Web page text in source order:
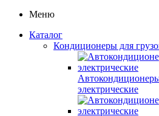
Меню
Каталог
Кондиционеры для
электрические